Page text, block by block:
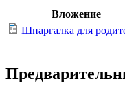
Вложение
Шпаргалка для